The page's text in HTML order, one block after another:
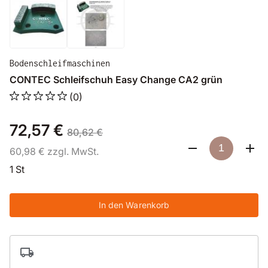
Bodenschleifmaschinen
CONTEC Schleifschuh Easy Change CA2 grün
(0)
72,57 € 80,62 €
60,98 € zzgl. MwSt.
1 St
In den Warenkorb